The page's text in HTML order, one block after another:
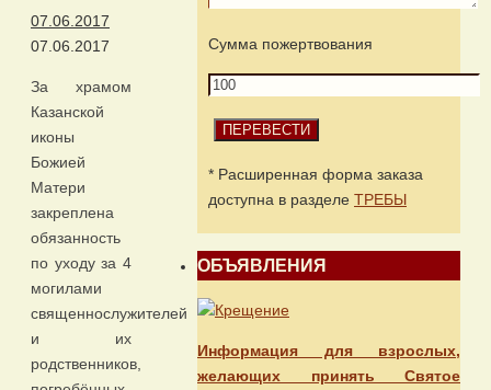
07.06.2017
07.06.2017
За храмом
Казанской
иконы
Божией
Матери
закреплена
обязанность
по уходу за 4
могилами
священнослужителей
и их
родственников,
Сумма пожертвования
* Расширенная форма заказа
доступна в разделе ТРЕБЫ
ОБЪЯВЛЕНИЯ
Информация для взрослых,
желающих принять Святое